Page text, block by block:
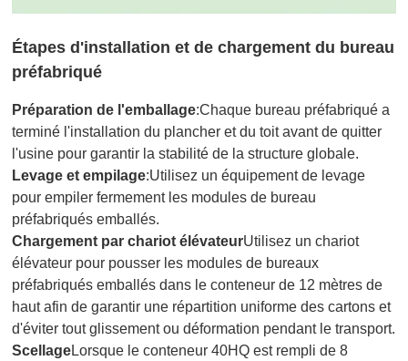
Étapes d'installation et de chargement du bureau
préfabriqué
Préparation de l'emballage:Chaque bureau préfabriqué a
terminé l'installation du plancher et du toit avant de quitter
l'usine pour garantir la stabilité de la structure globale.
Levage et empilage:Utilisez un équipement de levage
pour empiler fermement les modules de bureau
préfabriqués emballés.
Chargement par chariot élévateurUtilisez un chariot
élévateur pour pousser les modules de bureaux
préfabriqués emballés dans le conteneur de 12 mètres de
haut afin de garantir une répartition uniforme des cartons et
d'éviter tout glissement ou déformation pendant le transport.
ScellageLorsque le conteneur 40HQ est rempli de 8